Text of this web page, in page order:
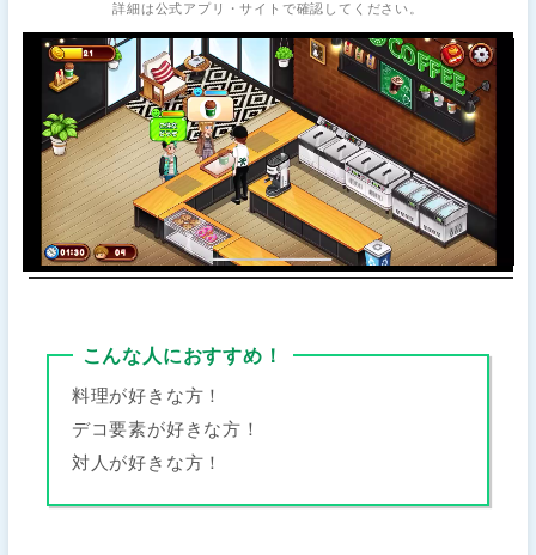
詳細は公式アプリ・サイトで確認してください。
こんな人におすすめ！
料理が好きな方！
デコ要素が好きな方！
対人が好きな方！